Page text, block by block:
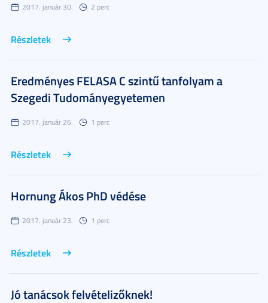
2017. január 30. 2 perc
Részletek
Eredményes FELASA C szintű tanfolyam a
Szegedi Tudományegyetemen
2017. január 26. 1 perc
Részletek
Hornung Ákos PhD védése
2017. január 23. 1 perc
Részletek
Jó tanácsok felvételizőknek!